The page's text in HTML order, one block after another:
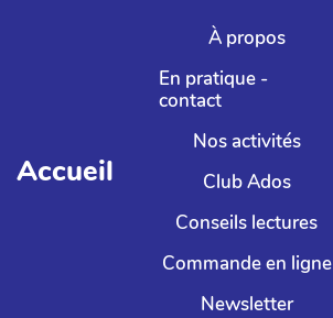
Aller au contenu principal
Accueil
À propos
En pratique -
contact
Nos activités
Club Ados
Conseils lectures
Commande en ligne
Newsletter